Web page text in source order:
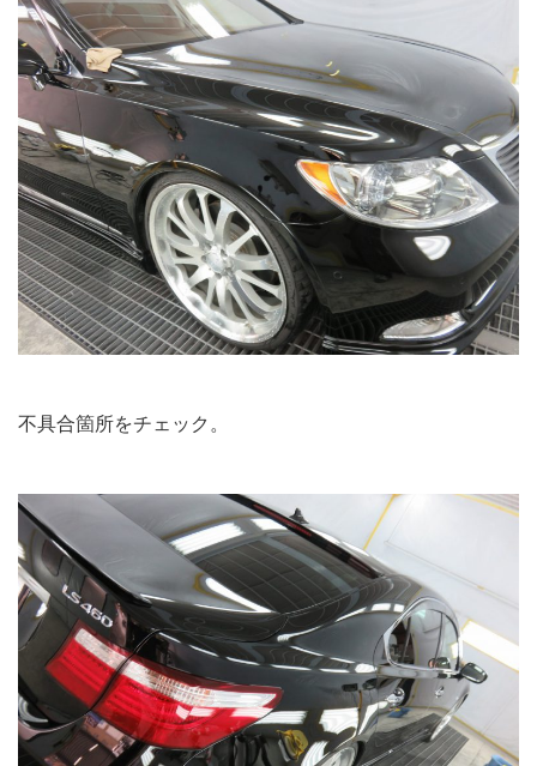
不具合箇所をチェック。